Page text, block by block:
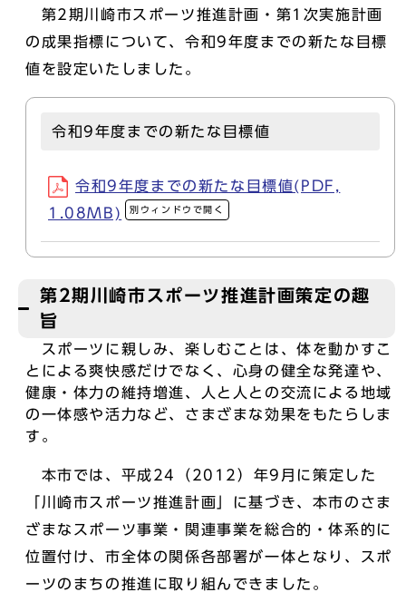
第2期川崎市スポーツ推進計画・第1次実施計画
の成果指標について、令和9年度までの新たな目標
値を設定いたしました。
令和9年度までの新たな目標値
令和9年度までの新たな目標値(PDF,
1.08MB)
別ウィンドウで開く
第2期川崎市スポーツ推進計画策定の趣
旨
スポーツに親しみ、楽しむことは、体を動かすこ
とによる爽快感だけでなく、心身の健全な発達や、
健康・体力の維持増進、人と人との交流による地域
の一体感や活力など、さまざまな効果をもたらしま
す。
本市では、平成24（2012）年9月に策定した
「川崎市スポーツ推進計画」に基づき、本市のさま
ざまなスポーツ事業・関連事業を総合的・体系的に
位置付け、市全体の関係各部署が一体となり、スポ
ーツのまちの推進に取り組んできました。